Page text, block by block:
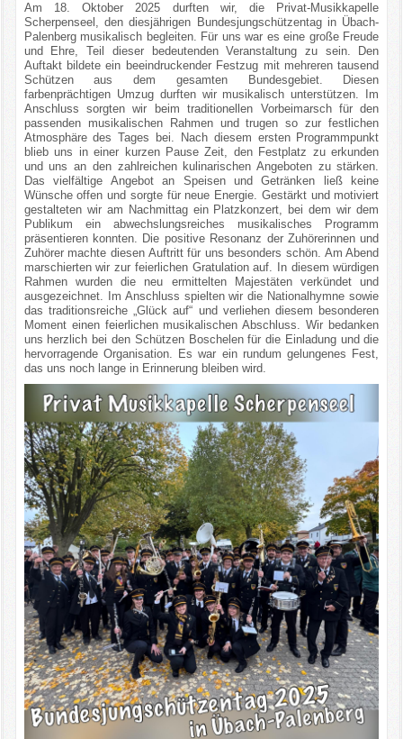
Am 18. Oktober 2025 durften wir, die Privat-Musikkapelle
Scherpenseel, den diesjährigen Bundesjungschützentag in Übach-
Palenberg musikalisch begleiten. Für uns war es eine große Freude
und Ehre, Teil dieser bedeutenden Veranstaltung zu sein. Den
Auftakt bildete ein beeindruckender Festzug mit mehreren tausend
Schützen aus dem gesamten Bundesgebiet. Diesen
farbenprächtigen Umzug durften wir musikalisch unterstützen. Im
Anschluss sorgten wir beim traditionellen Vorbeimarsch für den
passenden musikalischen Rahmen und trugen so zur festlichen
Atmosphäre des Tages bei. Nach diesem ersten Programmpunkt
blieb uns in einer kurzen Pause Zeit, den Festplatz zu erkunden
und uns an den zahlreichen kulinarischen Angeboten zu stärken.
Das vielfältige Angebot an Speisen und Getränken ließ keine
Wünsche offen und sorgte für neue Energie. Gestärkt und motiviert
gestalteten wir am Nachmittag ein Platzkonzert, bei dem wir dem
Publikum ein abwechslungsreiches musikalisches Programm
präsentieren konnten. Die positive Resonanz der Zuhörerinnen und
Zuhörer machte diesen Auftritt für uns besonders schön. Am Abend
marschierten wir zur feierlichen Gratulation auf. In diesem würdigen
Rahmen wurden die neu ermittelten Majestäten verkündet und
ausgezeichnet. Im Anschluss spielten wir die Nationalhymne sowie
das traditionsreiche „Glück auf“ und verliehen diesem besonderen
Moment einen feierlichen musikalischen Abschluss. Wir bedanken
uns herzlich bei den Schützen Boschelen für die Einladung und die
hervorragende Organisation. Es war ein rundum gelungenes Fest,
das uns noch lange in Erinnerung bleiben wird.